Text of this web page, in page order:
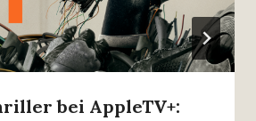
bei AppleTV+: